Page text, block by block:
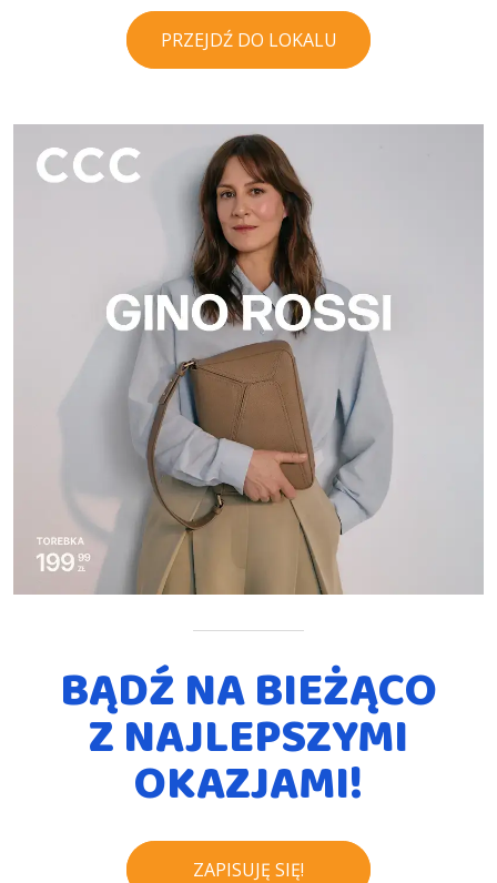
PRZEJDŹ DO LOKALU
BĄDŹ NA BIEŻĄCO
Z NAJLEPSZYMI
OKAZJAMI!
ZAPISUJĘ SIĘ!